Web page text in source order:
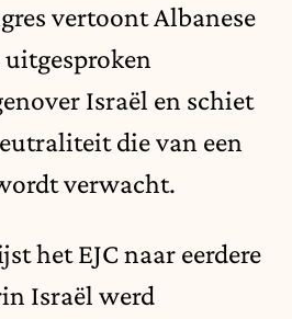
vertoont Albanese
Israël en schiet
die van een
verwacht.
het EJC naar eerdere
Israël werd